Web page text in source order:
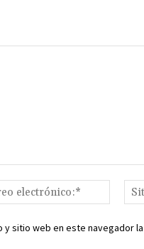
Correo
sitio web en este navegador